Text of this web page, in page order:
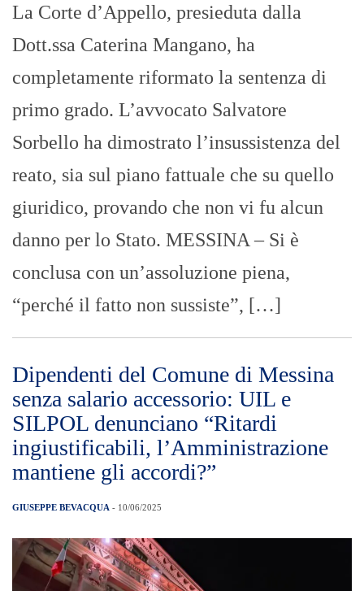
La Corte d’Appello, presieduta dalla
Dott.ssa Caterina Mangano, ha
completamente riformato la sentenza di
primo grado. L’avvocato Salvatore
Sorbello ha dimostrato l’insussistenza del
reato, sia sul piano fattuale che su quello
giuridico, provando che non vi fu alcun
danno per lo Stato. MESSINA – Si è
conclusa con un’assoluzione piena,
“perché il fatto non sussiste”, […]
Dipendenti del Comune di Messina
senza salario accessorio: UIL e
SILPOL denunciano “Ritardi
ingiustificabili, l’Amministrazione
mantiene gli accordi?”
GIUSEPPE BEVACQUA - 10/06/2025